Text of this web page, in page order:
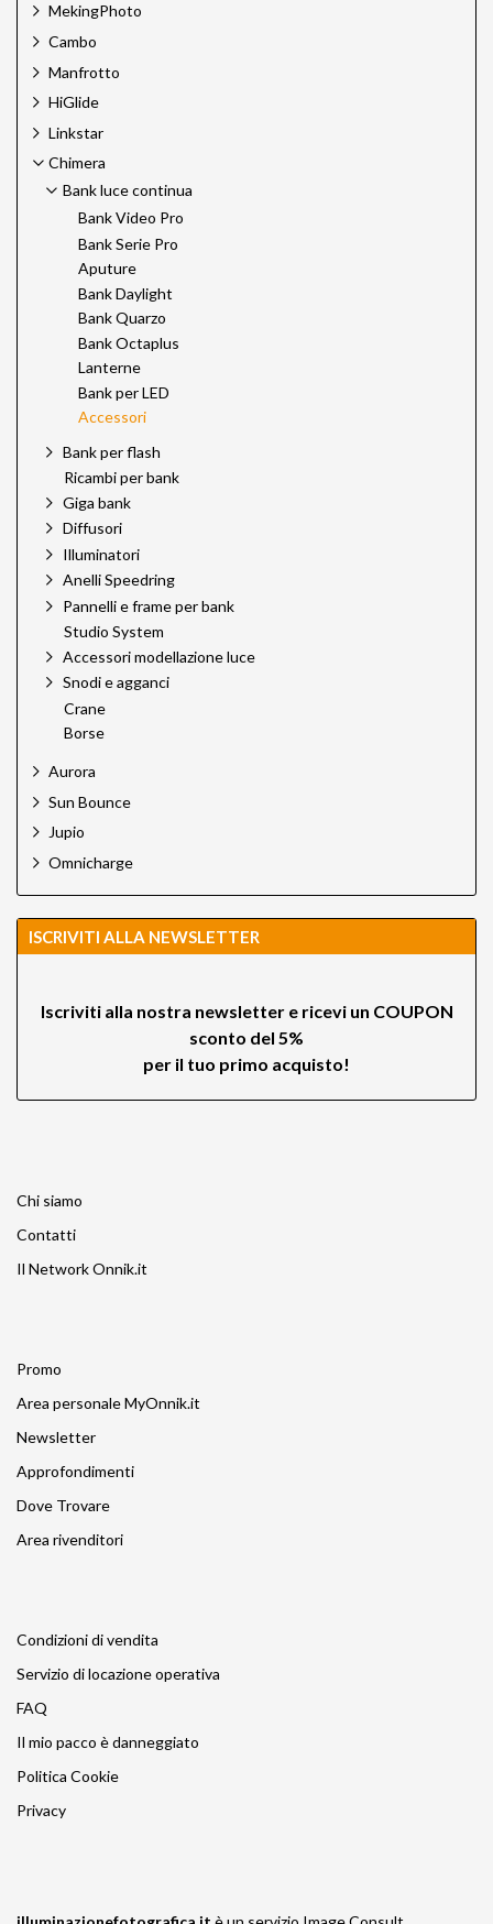
MekingPhoto
Cambo
Manfrotto
HiGlide
Linkstar
Chimera
Bank luce continua
Bank Video Pro
Bank Serie Pro
Aputure
Bank Daylight
Bank Quarzo
Bank Octaplus
Lanterne
Bank per LED
Accessori
Bank per flash
Ricambi per bank
Giga bank
Diffusori
Illuminatori
Anelli Speedring
Pannelli e frame per bank
Studio System
Accessori modellazione luce
Snodi e agganci
Crane
Borse
Aurora
Sun Bounce
Jupio
Omnicharge
ISCRIVITI ALLA NEWSLETTER
Iscriviti alla nostra newsletter e ricevi un COUPON
sconto del 5%
per il tuo primo acquisto!
Chi siamo
Contatti
Il Network Onnik.it
Promo
Area personale MyOnnik.it
Newsletter
Approfondimenti
Dove Trovare
Area rivenditori
Condizioni di vendita
Servizio di locazione operativa
FAQ
Il mio pacco è danneggiato
Politica Cookie
Privacy